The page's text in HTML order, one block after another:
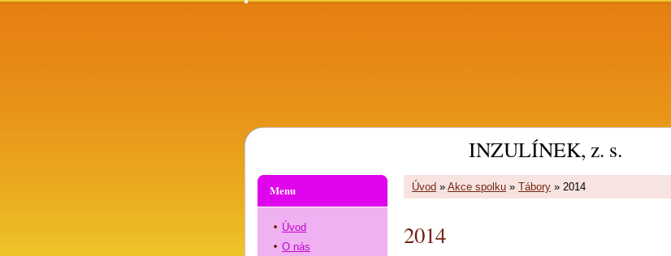
INZULÍNEK, z. s.
Úvod » Akce spolku » Tábory » 2014
2014
Menu
Úvod
O nás